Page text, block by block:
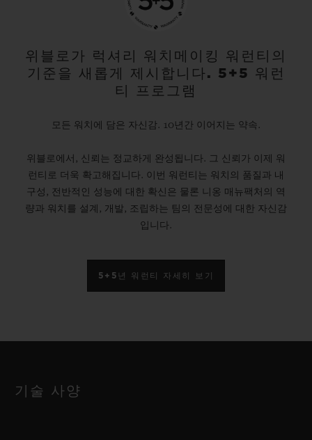
위블로가 럭셔리 워치메이킹 워런티의
기준을 새롭게 제시합니다. 5+5 워런
티 프로그램
모든 워치에 담은 자신감. 10년간 이어지는 약속.
위블로에서, 신뢰는 정교하게 완성됩니다. 그 신뢰가 이제 워
런티로 더욱 확고해집니다. 이번 워런티는 워치의 품질과 내
구성, 전반적인 성능에 대한 확신은 물론 니옹 매뉴팩처의 역
량과 워치를 설계, 개발, 조립하는 팀의 전문성에 대한 자신감
입니다.
5+5년 워런티 자세히 보기
기술 사양